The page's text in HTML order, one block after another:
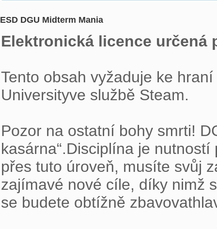
ESD DGU Midterm Mania
Elektronická licence určená
Tento obsah vyžaduje ke
Universityve službě Steam.
Pozor na ostatní bohy smrti!
kasárna“.Disciplína je
přes tuto úroveň, musíte svůj
zajímavé nové cíle, díky nimž
se budete obtížně